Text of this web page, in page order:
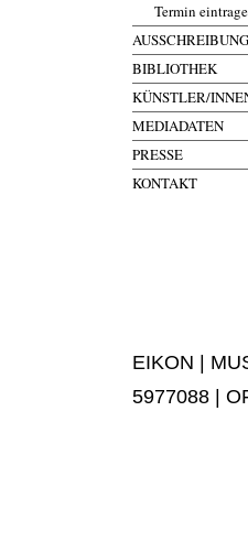
Termin
BIBLIOTHEK
KÜNSTLER/
MEDIADATEN
PRESSE
KONTAKT
EIKON |
5977088 |